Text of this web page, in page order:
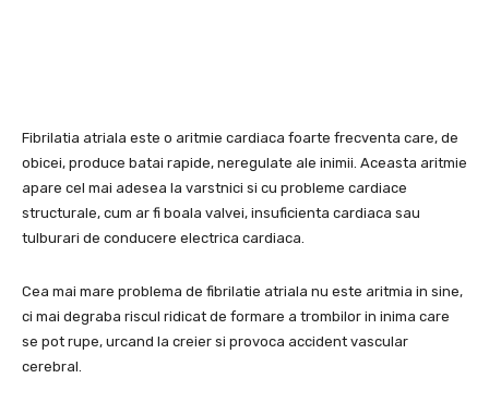
Fibrilatia atriala este o aritmie cardiaca foarte frecventa care, de
obicei, produce batai rapide, neregulate ale inimii. Aceasta aritmie
apare cel mai adesea la varstnici si cu probleme cardiace
structurale, cum ar fi boala valvei, insuficienta cardiaca sau
tulburari de conducere electrica cardiaca.
Cea mai mare problema de fibrilatie atriala nu este aritmia in sine,
ci mai degraba riscul ridicat de formare a trombilor in inima care
se pot rupe, urcand la creier si provoca accident vascular
cerebral.